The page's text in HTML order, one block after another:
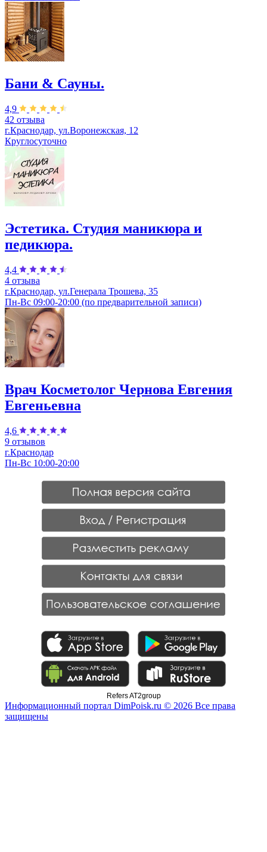
Бани & Сауны.
4,9
42 отзыва
г.Краснодар, ул.Воронежская, 12
Круглосуточно
Эстетика. Студия маникюра и
педикюра.
4,4
4 отзыва
г.Краснодар, ул.Генерала Трошева, 35
Пн-Вс 09:00-20:00 (по предварительной записи)
Врач Косметолог Чернова Евгения
Евгеньевна
4,6
9 отзывов
г.Краснодар
Пн-Вс 10:00-20:00
Refers AT2group
Информационный портал DimPoisk.ru © 2026 Все права
защищены